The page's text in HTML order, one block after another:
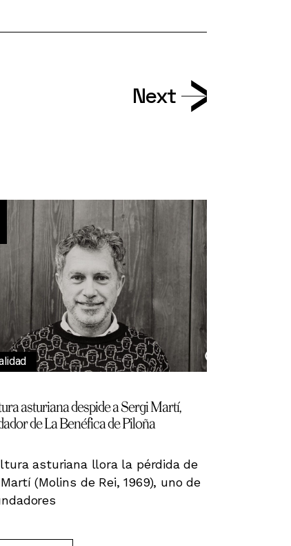
Next
asturiana despide a Sergi Martí,
de La Benéfica de Piloña
asturiana llora la pérdida de
(Molins de Rei, 1969), uno de